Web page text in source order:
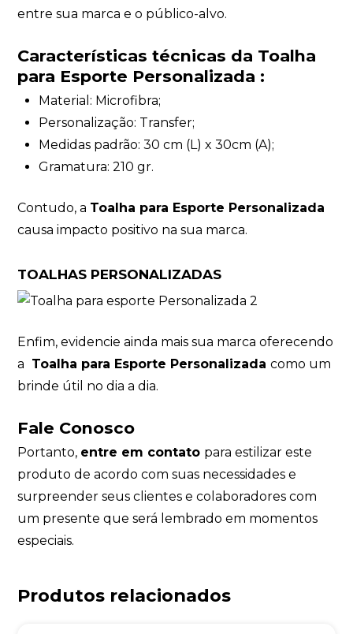
entre sua marca e o público-alvo.
Características técnicas da Toalha
para Esporte Personalizada :
Material: Microfibra;
Personalização: Transfer;
Medidas padrão: 30 cm (L) x 30cm (A);
Gramatura: 210 gr.
Contudo, a Toalha para Esporte Personalizada
causa impacto positivo na sua marca.
TOALHAS PERSONALIZADAS
Enfim, evidencie ainda mais sua marca oferecendo
a Toalha para Esporte Personalizadacomo um
brinde útil no dia a dia.
Fale Conosco
Portanto, entre em contato para estilizar este
produto de acordo com suas necessidades e
surpreender seus clientes e colaboradores com
um presente que será lembrado em momentos
especiais.
Produtos relacionados